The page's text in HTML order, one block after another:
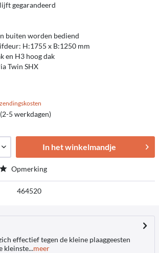
gegarandeerd
buiten worden bediend
H:1755 x B:1250 mm
en H3 hoog dak
Twin SHX
5 werkdagen)
In het winkelmandje
Opmerking
464520
effectief tegen de kleine plaaggeesten
kleinste...meer